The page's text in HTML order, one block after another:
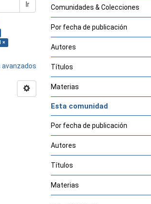
Ir
×
Comunidades & Colecciones
Por fecha de publicación
Autores
Títulos
Materias
Esta comunidad
Por fecha de publicación
Autores
Títulos
Materias